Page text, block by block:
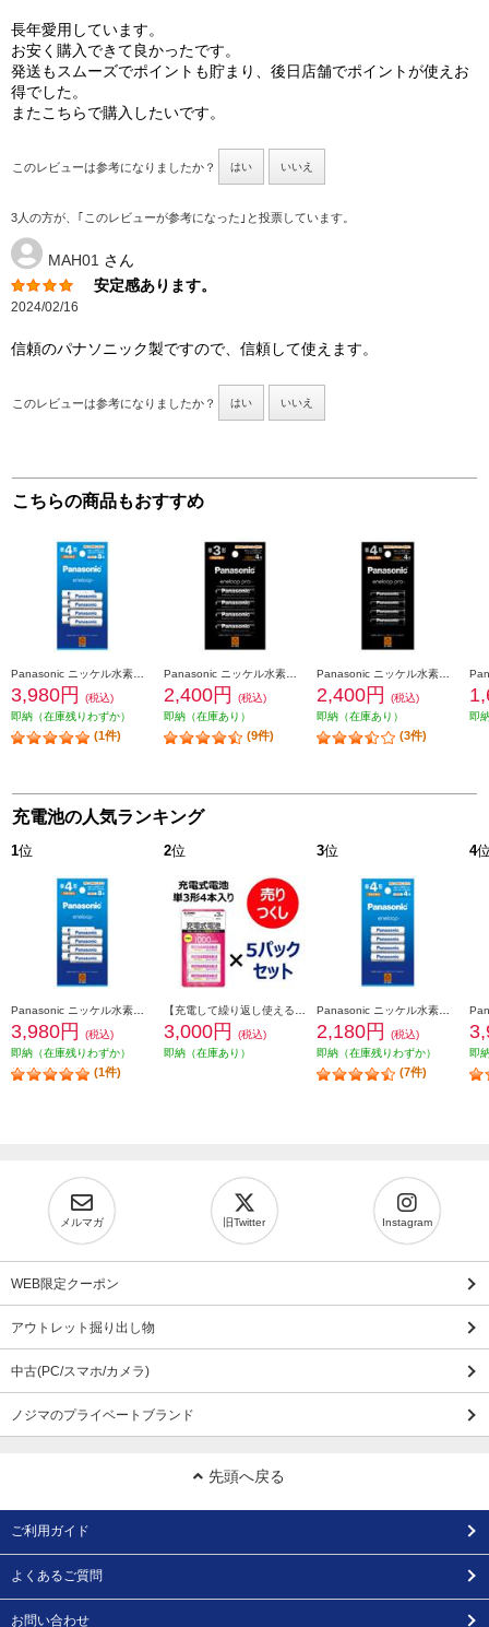
長年愛用しています。
お安く購入できて良かったです。
発送もスムーズでポイントも貯まり、後日店舗でポイントが使えお
得でした。
またこちらで購入したいです。
このレビューは参考になりましたか？ はい いいえ
3人の方が、｢このレビューが参考になった｣と投票しています。
MAH01 さん
安定感あります。
2024/02/16
信頼のパナソニック製ですので、信頼して使えます。
このレビューは参考になりましたか？ はい いいえ
こちらの商品もおすすめ
3,980円
(税込)
即納（在庫残りわずか）
(1件)
2,400円
(税込)
即納（在庫あり）
(9件)
2,400円
(税込)
即納（在庫あり）
(3件)
即
充電池の人気ランキング
1位
3,980円
(税込)
即納（在庫残りわずか）
(1件)
2位
3,000円
(税込)
即納（在庫あり）
3位
2,180円
(税込)
即納（在庫残りわずか）
(7件)
4
即
メルマガ 旧Twitter Instagram
WEB限定クーポン
アウトレット掘り出し物
中古(PC/スマホ/カメラ)
ノジマのプライベートブランド
先頭へ戻る
ご利用ガイド
よくあるご質問
お問い合わせ